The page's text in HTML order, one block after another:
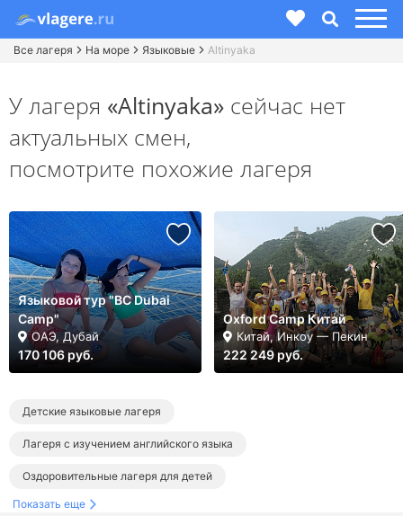
Все лагеря На море Языковые Altinyaka
У лагеря «Altinyaka» сейчас нет
актуальных смен,
посмотрите похожие лагеря
Языковой тур "BC Dubai
Camp"
ОАЭ, Дубай
170 106 руб.
Oxford Camp Китай
Китай, Инкоу — Пекин
222 249 руб.
Детские языковые лагеря
Лагеря с изучением английского языка
Оздоровительные лагеря для детей
Образовательные лагеря для детей
Показать еще